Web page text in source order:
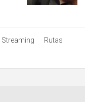
Streaming
Rutas